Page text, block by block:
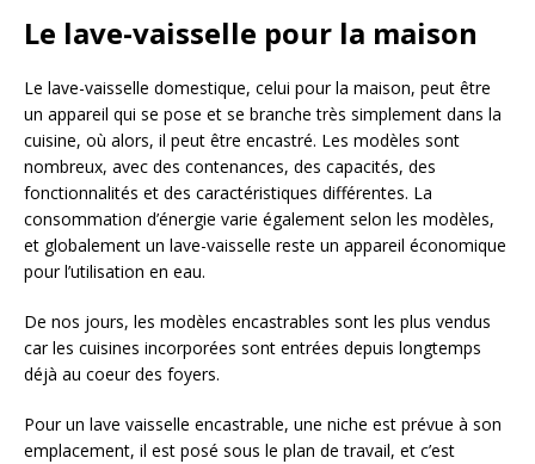
Le lave-vaisselle pour la maison
Le lave-vaisselle domestique, celui pour la maison, peut être
un appareil qui se pose et se branche très simplement dans la
cuisine, où alors, il peut être encastré. Les modèles sont
nombreux, avec des contenances, des capacités, des
fonctionnalités et des caractéristiques différentes. La
consommation d’énergie varie également selon les modèles,
et globalement un lave-vaisselle reste un appareil économique
pour l’utilisation en eau.
De nos jours, les modèles encastrables sont les plus vendus
car les cuisines incorporées sont entrées depuis longtemps
déjà au coeur des foyers.
Pour un lave vaisselle encastrable, une niche est prévue à son
emplacement, il est posé sous le plan de travail, et c’est